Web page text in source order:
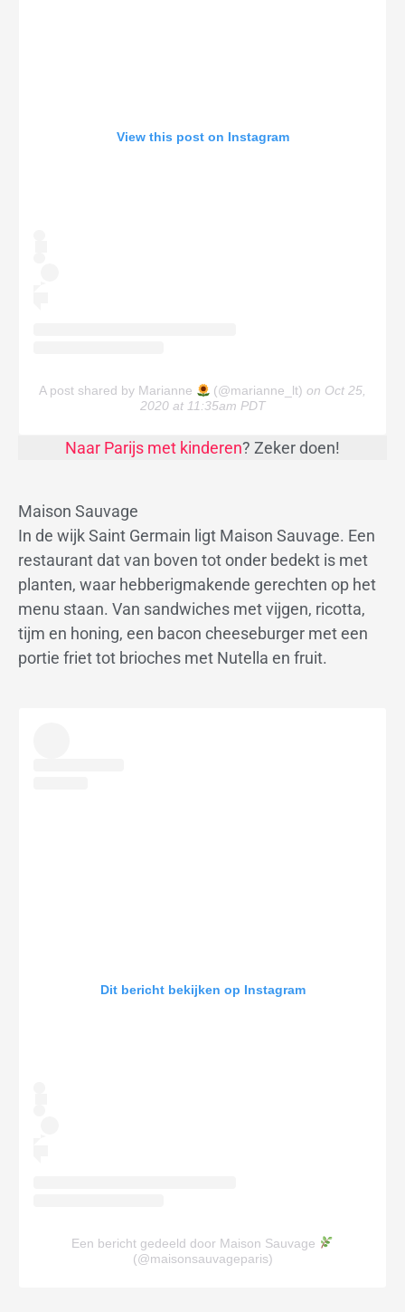
View this post on Instagram
A post shared by Marianne (@marianne_lt) on Oct 25,
2020 at 11:35am PDT
Naar Parijs met kinderen? Zeker doen!
Maison Sauvage
In de wijk Saint Germain ligt Maison Sauvage. Een
restaurant dat van boven tot onder bedekt is met
planten, waar hebberigmakende gerechten op het
menu staan. Van sandwiches met vijgen, ricotta,
tijm en honing, een bacon cheeseburger met een
portie friet tot brioches met Nutella en fruit.
Dit bericht bekijken op Instagram
Een bericht gedeeld door Maison Sauvage
(@maisonsauvageparis)